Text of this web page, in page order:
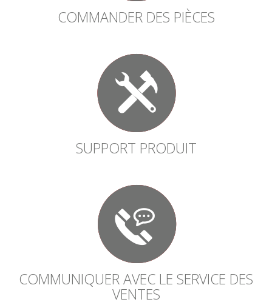
COMMANDER DES PIÈCES
SUPPORT PRODUIT
COMMUNIQUER AVEC LE SERVICE DES
VENTES